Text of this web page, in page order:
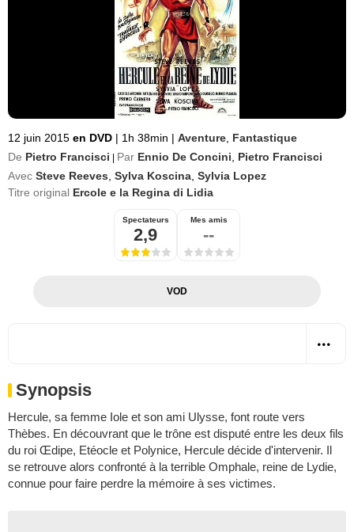
12 juin 2015 en DVD | 1h 38min | Aventure Fantastique
De Pietro Francisci Par Ennio De Concini
Pietro Francisci
Avec Steve Reeves Sylva Koscina Sylvia Lopez
Titre original Ercole e la Regina di Lidia
Spectateurs
2,9
Mes amis
--
VOD
Synopsis
Hercule, sa femme Iole et son ami Ulysse, font route vers
Thèbes. En découvrant que le trône est disputé entre les deux fils
du roi Œdipe, Etéocle et Polynice, Hercule décide d'intervenir. Il
se retrouve alors confronté à la terrible Omphale, reine de Lydie,
connue pour faire perdre la mémoire à ses victimes.